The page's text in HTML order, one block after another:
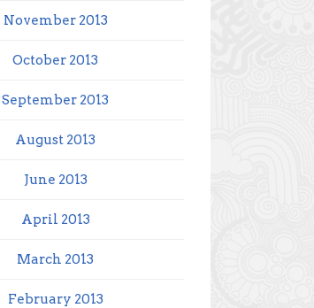
November 2013
October 2013
September 2013
August 2013
June 2013
April 2013
March 2013
February 2013